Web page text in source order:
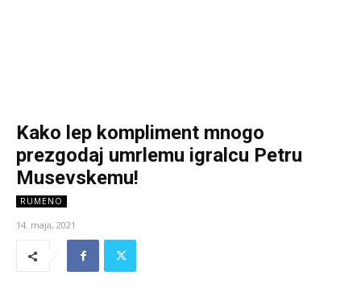
Kako lep kompliment mnogo
prezgodaj umrlemu igralcu Petru
Musevskemu!
RUMENO
14. maja, 2021